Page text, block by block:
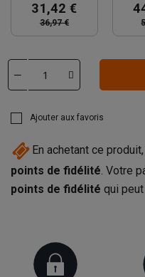
31,42 €
36,97 €
Ajouter aux favoris
En achetant ce
points de fidélité. Votre
points de fidélité qui